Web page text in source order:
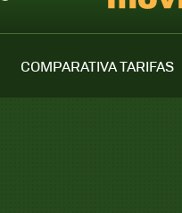
COMPARATIVA TARIFAS